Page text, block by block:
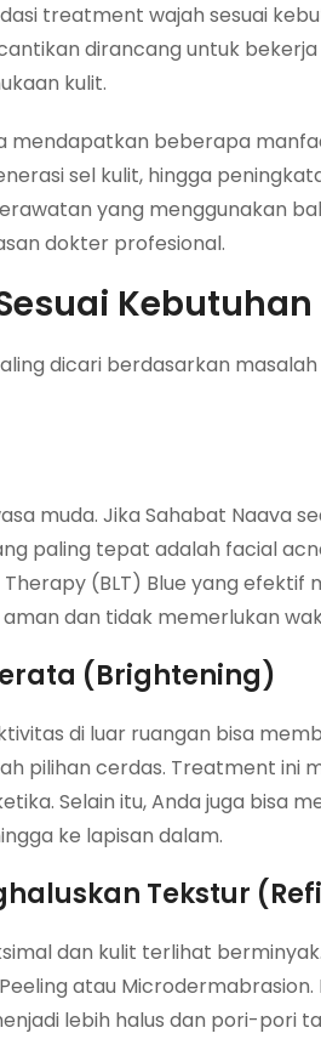
treatment wajah sesuai
dirancang untuk
kulit.
mendapatkan beberapa
sel kulit, hingga
yang menggunakan
dokter profesional.
dicari berdasarkan
muda. Jika Sahabat Naava
paling tepat adalah facial
(BLT) Blue yang
dan tidak memerlukan
(Brightening)
di luar ruangan bisa
pilihan cerdas. Treatment ini
Selain itu, Anda juga bisa
ke lapisan dalam.
Tekstur
dan kulit terlihat
atau
lebih halus dan pori-pori